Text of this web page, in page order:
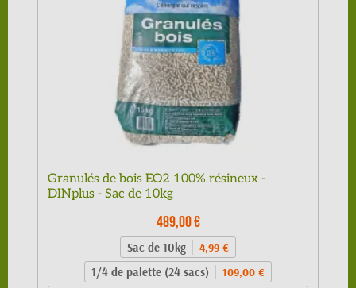
Granulés de bois EO2 100% résineux -
DINplus - Sac de 10kg
489,00 €
Sac de 10kg 4,99 €
1/4 de palette (24 sacs) 109,00 €